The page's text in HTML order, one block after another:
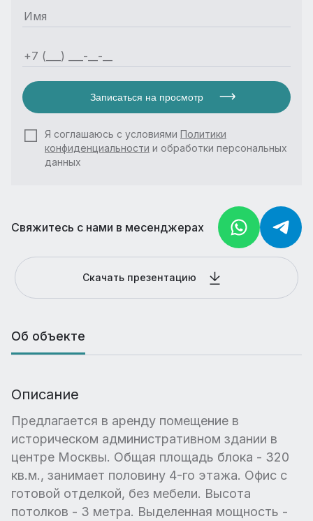
Записаться на просмотр
Я соглашаюсь с условиями Политики
конфиденциальности и обработки персональных
данных
Свяжитесь с нами в месенджерах
Скачать презентацию
Об объекте
Описание
Предлагается в аренду помещение в
историческом административном здании в
центре Москвы. Общая площадь блока - 320
кв.м., занимает половину 4-го этажа. Офис с
готовой отделкой, без мебели. Высота
потолков - 3 метра. Выделенная мощность -